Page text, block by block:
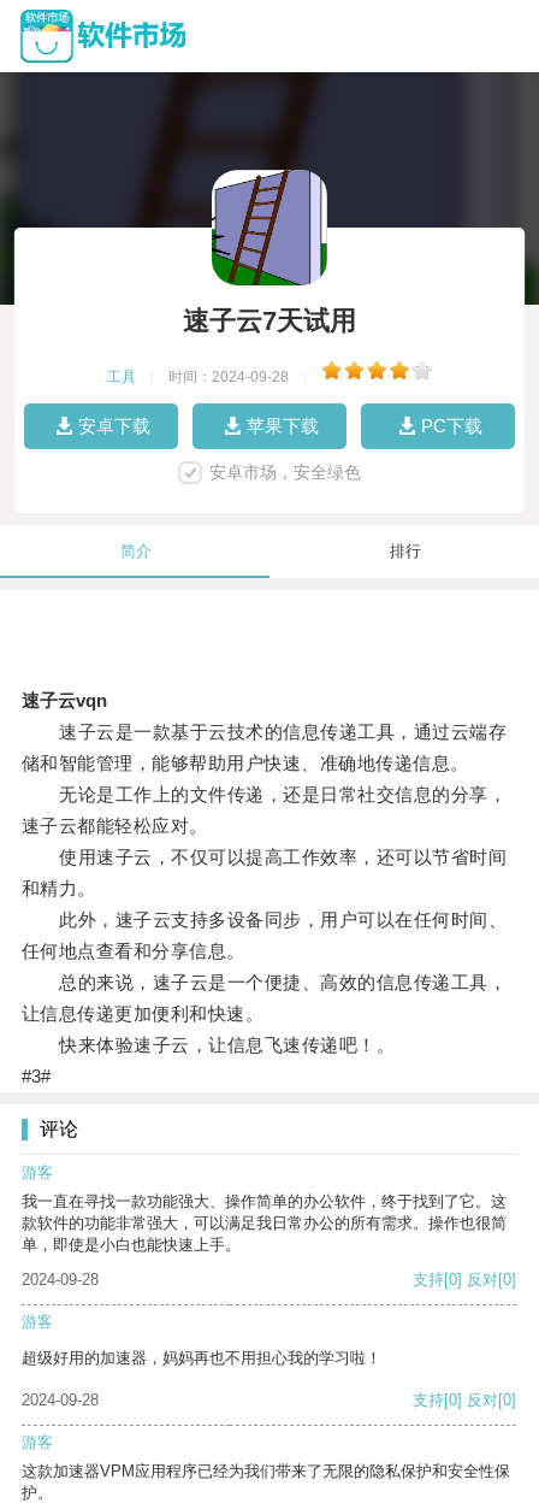
速子云7天试用
工具 时间：2024-09-28
安卓下载 苹果下载 PC下载
安卓市场，安全绿色
简介 排行
速子云vqn
速子云是一款基于云技术的信息传递工具，通过云端存
储和智能管理，能够帮助用户快速、准确地传递信息。
无论是工作上的文件传递，还是日常社交信息的分享，
速子云都能轻松应对。
使用速子云，不仅可以提高工作效率，还可以节省时间
和精力。
此外，速子云支持多设备同步，用户可以在任何时间、
任何地点查看和分享信息。
总的来说，速子云是一个便捷、高效的信息传递工具，
让信息传递更加便利和快速。
快来体验速子云，让信息飞速传递吧！。
#3#
评论
游客
我一直在寻找一款功能强大、操作简单的办公软件，终于找到了它。这
款软件的功能非常强大，可以满足我日常办公的所有需求。操作也很简
单，即使是小白也能快速上手。
2024-09-28
支持[0] 反对[0]
游客
超级好用的加速器，妈妈再也不用担心我的学习啦！
2024-09-28 支持[0] 反对[0]
游客
这款加速器VPM应用程序已经为我们带来了无限的隐私保护和安全性保
护。